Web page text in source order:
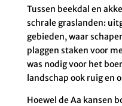
Tussen beekdal en
schrale graslanden:
gebieden, waar
plaggen staken voor
was nodig voor het
landschap ook ruig en
Hoewel de Aa kansen